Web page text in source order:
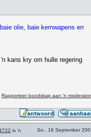
olie, baie kernwapens en
kans kry om hulle regering
Rapporteer boodskap aan 'n moderator
is 'n
So., 16 September